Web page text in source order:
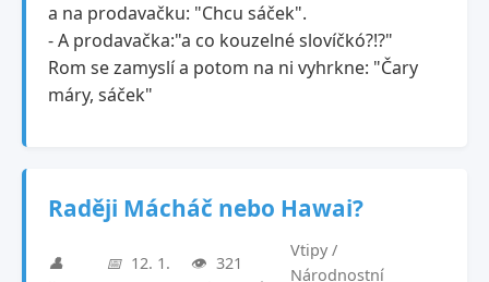
a na prodavačku: "Chcu sáček".
- A prodavačka:"a co kouzelné slovíčkó?!?"
Rom se zamyslí a potom na ni vyhrkne: "Čary
máry, sáček"
Raději Mácháč nebo Hawai?
👤
📅 12. 1.
👁️ 321
Vtipy /
Národnostní